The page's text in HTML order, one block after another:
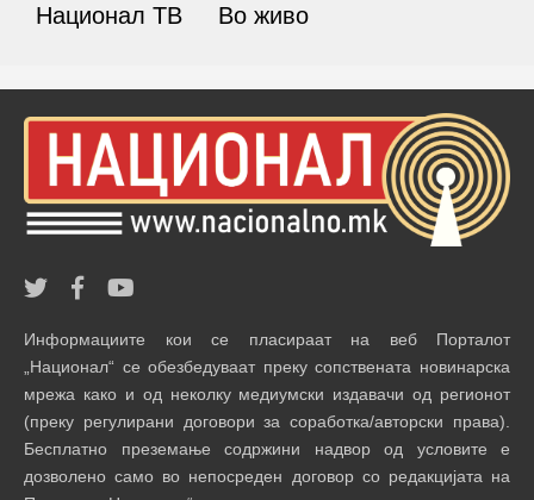
Национал ТВ Во живо
Информациите кои се пласираат на веб Порталот
„Национал“ се обезбедуваат преку сопствената новинарска
мрежа како и од неколку медиумски издавачи од регионот
(преку регулирани договори за соработка/авторски права).
Бесплатно преземање содржини надвор од условите е
дозволено само во непосреден договор со редакцијата на